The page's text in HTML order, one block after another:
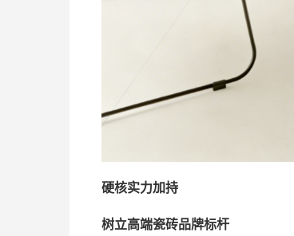
硬核实力加持
树立高端瓷砖品牌标杆